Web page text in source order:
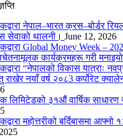
नेपाल–भारत क्रस–बोर्डर
सेवाको थालनी। June 12, 2026
Global Money Week –
कार्यक्रमहरू गरी
“नेपालको विकास यात्राः
राखेर नयाँ वर्ष २०८3 कर्पोरेट
लिमिटेडको ३१औं वार्षिक साधारण
महोत्तरीको बर्दिबासमा